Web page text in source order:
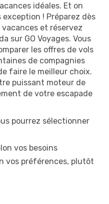
idéales. Et on
! Préparez dès
et réservez
sur GO Voyages. Vous
les offres de vols
de compagnies
faire le meilleur choix.
puissant moteur de
de votre escapade
pourrez sélectionner
vos besoins
vos préférences, plutôt